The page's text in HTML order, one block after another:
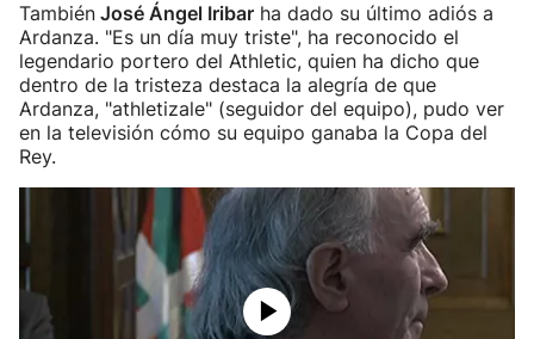
También José Ángel Iribar ha dado su último adiós a
Ardanza. "Es un día muy triste", ha reconocido el
legendario portero del Athletic, quien ha dicho que
dentro de la tristeza destaca la alegría de que
Ardanza, "athletizale" (seguidor del equipo), pudo ver
en la televisión cómo su equipo ganaba la Copa del
Rey.